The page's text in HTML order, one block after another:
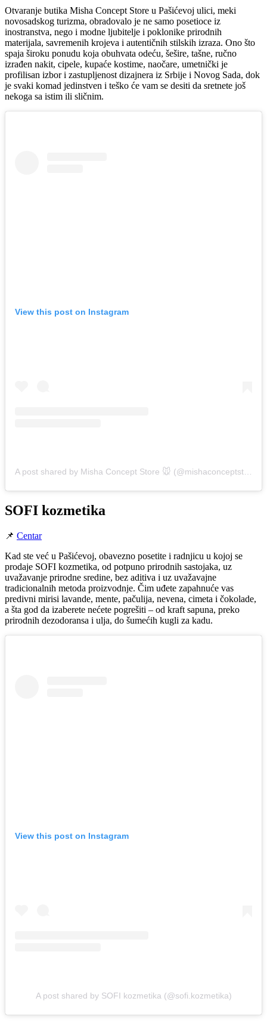
Otvaranje butika Misha Concept Store u Pašićevoj ulici, meki
novosadskog turizma, obradovalo je ne samo posetioce iz
inostranstva, nego i modne ljubitelje i poklonike prirodnih
materijala, savremenih krojeva i autentičnih stilskih izraza. Ono što
spaja široku ponudu koja obuhvata odeću, šešire, tašne, ručno
izrađen nakit, cipele, kupaće kostime, naočare, umetnički je
profilisan izbor i zastupljenost dizajnera iz Srbije i Novog Sada, dok
je svaki komad jedinstven i teško će vam se desiti da sretnete još
nekoga sa istim ili sličnim.
View this post on Instagram
SOFI kozmetika
📌 Centar
Kad ste već u Pašićevoj, obavezno posetite i radnjicu u kojoj se
prodaje SOFI kozmetika, od potpuno prirodnih sastojaka, uz
uvažavanje prirodne sredine, bez aditiva i uz uvažavajne
tradicionalnih metoda proizvodnje. Čim uđete zapahnuće vas
predivni mirisi lavande, mente, pačulija, nevena, cimeta i čokolade,
a šta god da izaberete nećete pogrešiti – od kraft sapuna, preko
prirodnih dezodoransa i ulja, do šumećih kugli za kadu.
View this post on Instagram
A post shared by SOFI kozmetika (@sofi.kozmetika)